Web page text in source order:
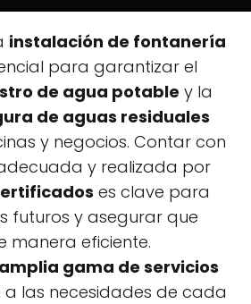
instalación de fontanería
para garantizar el
de agua potable y la
de aguas residuales
y negocios. Contar con
y realizada por
es clave para
futuros y asegurar que
manera eficiente.
amplia gama de servicios
las necesidades de cada